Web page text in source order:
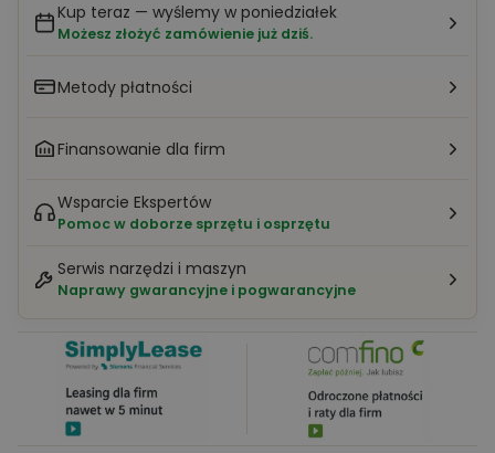
Kup teraz — wyślemy w poniedziałek
Możesz złożyć zamówienie już dziś.
Metody płatności
Finansowanie dla firm
Wsparcie Ekspertów
Pomoc w doborze sprzętu i osprzętu
Serwis narzędzi i maszyn
Naprawy gwarancyjne i pogwarancyjne